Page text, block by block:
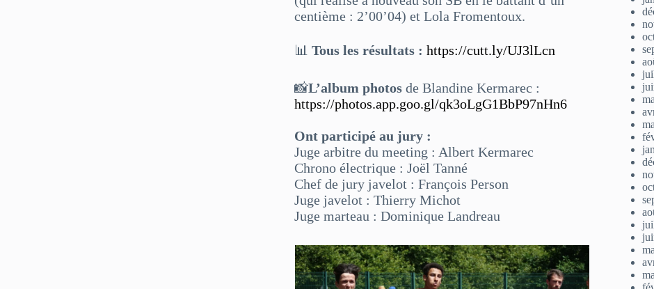
centième : 2’00’04) et Lola Fromentoux.
📊Tous les résultats :https://cutt.ly/UJ3lLcn
📸L’album photosde Blandine Kermarec :
https://photos.app.goo.gl/qk3oLgG1BbP97nHn6
Ont participé au jury :
Juge arbitre du meeting : Albert Kermarec
Chrono électrique : Joël Tanné
Chef de jury javelot : François Person
Juge javelot : Thierry Michot
Juge marteau : Dominique Landreau